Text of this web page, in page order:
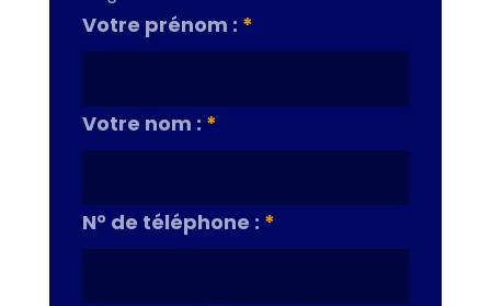
Votre prénom : *
Votre nom : *
N° de téléphone : *